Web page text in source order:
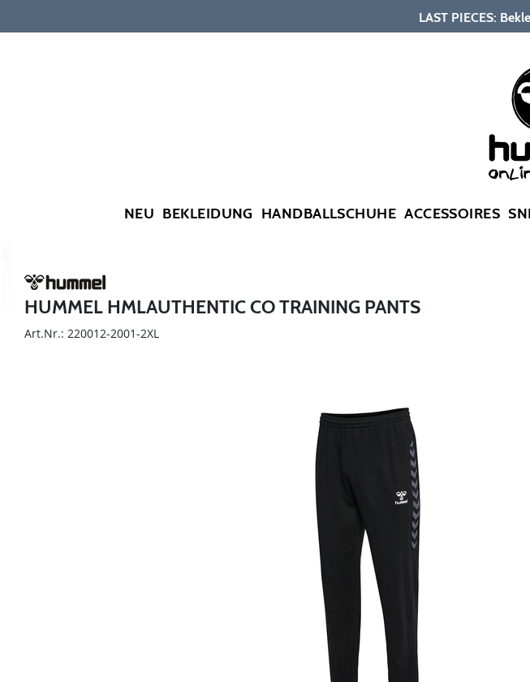
LAST PIECES:
NEU BEKLEIDUNG HANDBALLSCHUHE ACCESSOIRES
HUMMEL HMLAUTHENTIC CO TRAINING PANTS
Art.Nr.: 220012-2001-2XL